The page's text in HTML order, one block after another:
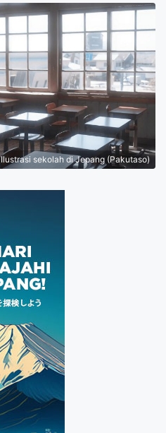
Ilustrasi sekolah di Jepang (Pakutaso)